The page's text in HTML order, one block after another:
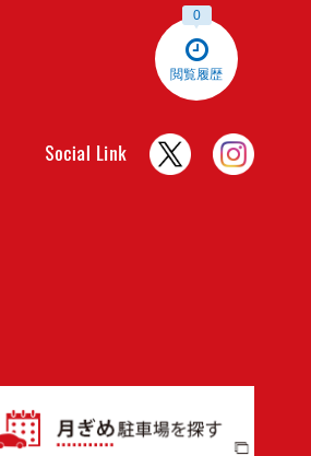
入出庫時間制限あり
00:00 - 24:00 40分 200円
閲覧履歴
0